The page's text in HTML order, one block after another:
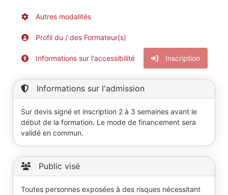
Autres modalités
Profil du / des Formateur(s)
Informations sur l'accessibilité Inscription
Informations sur l'admission
Sur devis signé et inscription 2 à 3 semaines avant le
début de la formation. Le mode de financement sera
validé en commun.
Public visé
Toutes personnes exposées à des risques nécessitant